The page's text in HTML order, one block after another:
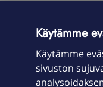
on pinkin omistama
turskamaassa
No ei Telenor (tai
Käytämme
Käytämme
sivuston